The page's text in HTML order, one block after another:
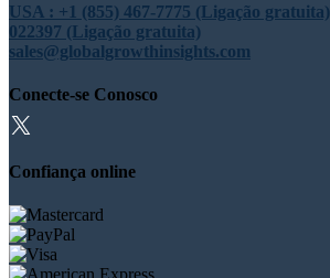
USA : +1 (855) 467-7775 (Ligação gratuita)
022397 (Ligação gratuita)
sales@globalgrowthinsights.com
Conecte-se Conosco
Confiança online